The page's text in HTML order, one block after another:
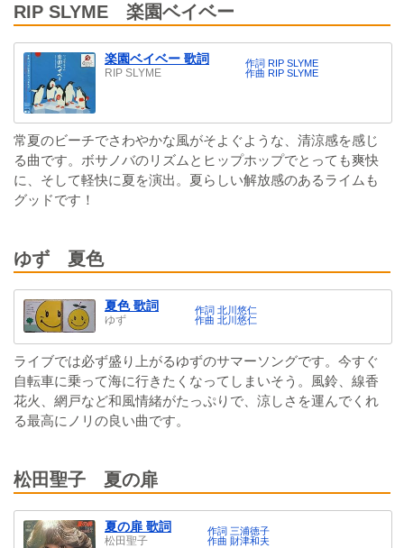
RIP SLYME 楽園ベイベー
楽園ベイベー 歌詞
RIP SLYME
作詞 RIP SLYME
作曲 RIP SLYME
常夏のビーチでさわやかな風がそよぐような、清涼感を感じ
る曲です。ボサノバのリズムとヒップホップでとっても爽快
に、そして軽快に夏を演出。夏らしい解放感のあるライムも
グッドです！
ゆず 夏色
夏色 歌詞
ゆず
作詞 北川悠仁
作曲 北川悠仁
ライブでは必ず盛り上がるゆずのサマーソングです。今すぐ
自転車に乗って海に行きたくなってしまいそう。風鈴、線香
花火、網戸など和風情緒がたっぷりで、涼しさを運んでくれ
る最高にノリの良い曲です。
松田聖子 夏の扉
夏の扉 歌詞
松田聖子
作詞 三浦徳子
作曲 財津和夫